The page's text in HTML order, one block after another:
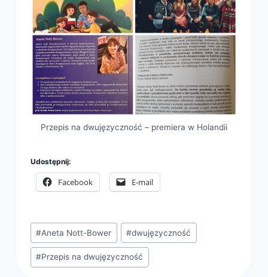
Przepis na dwujęzyczność – premiera w Holandii
Udostępnij:
Facebook E-mail
Tagi
wpisu:
#Aneta Nott-Bower #dwujęzyczność
#Przepis na dwujęzyczność